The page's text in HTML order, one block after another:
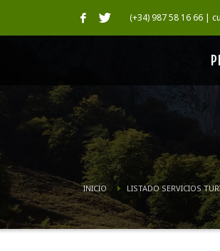
(+34) 987 58 16 66 |
INICIO LISTADO SERVICIOS